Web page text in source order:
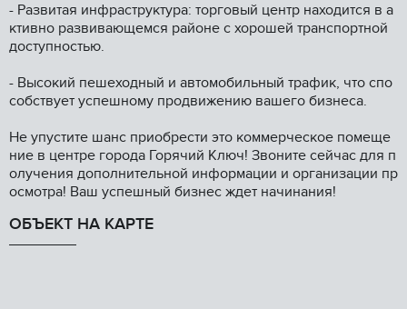
- Развитая инфраструктура: торговый центр находится в а
ктивно развивающемся районе с хорошей транспортной
доступностью.
- Высокий пешеходный и автомобильный трафик, что спо
собствует успешному продвижению вашего бизнеса.
Не упустите шанс приобрести это коммерческое помеще
ние в центре города Горячий Ключ! Звоните сейчас для п
олучения дополнительной информации и организации пр
осмотра! Ваш успешный бизнес ждет начинания!
ОБЪЕКТ НА КАРТЕ